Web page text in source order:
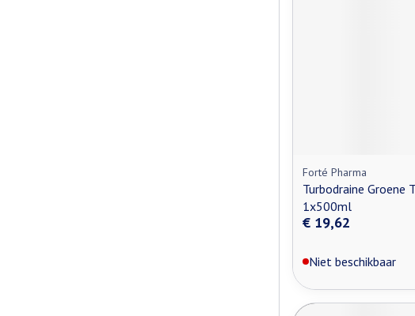
Forté Pharma
Turbodraine Groene
1x500ml
€ 19,62
Niet beschikbaar